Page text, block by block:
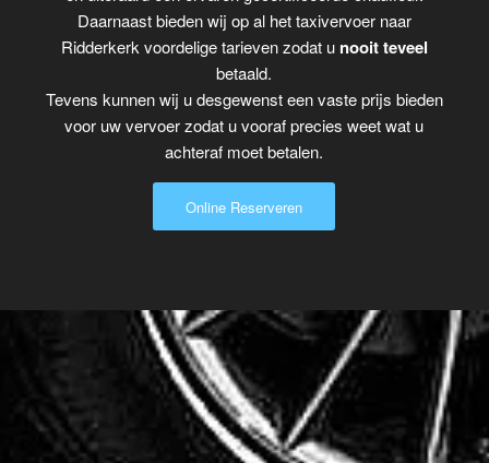
Daarnaast bieden wij op al het taxivervoer naar
Ridderkerk voordelige tarieven zodat u nooit teveel
betaald.
Tevens kunnen wij u desgewenst een vaste prijs bieden
voor uw vervoer zodat u vooraf precies weet wat u
achteraf moet betalen.
Online Reserveren